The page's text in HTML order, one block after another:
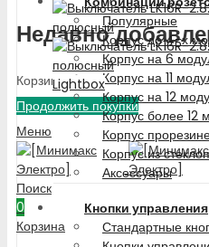
Недавно
Корзина пуста!
Продолжить покупки
Меню
Поиск
0
Корзина
Популярные
Корпус до 4-х
Корпус на 6
Корпус на 11
Корпус на 12
Корпус более 12
Корпус
Корпус из
Аксессуары
Кнопки управления
Стандартные
Lightbox